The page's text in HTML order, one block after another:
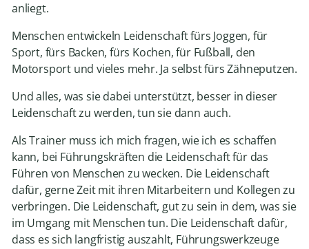
anliegt.
Menschen entwickeln Leidenschaft fürs Joggen, für
Sport, fürs Backen, fürs Kochen, für Fußball, den
Motorsport und vieles mehr. Ja selbst fürs Zähneputzen.
Und alles, was sie dabei unterstützt, besser in dieser
Leidenschaft zu werden, tun sie dann auch.
Als Trainer muss ich mich fragen, wie ich es schaffen
kann, bei Führungskräften die Leidenschaft für das
Führen von Menschen zu wecken. Die Leidenschaft
dafür, gerne Zeit mit ihren Mitarbeitern und Kollegen zu
verbringen. Die Leidenschaft, gut zu sein in dem, was sie
im Umgang mit Menschen tun. Die Leidenschaft dafür,
dass es sich langfristig auszahlt, Führungswerkzeuge